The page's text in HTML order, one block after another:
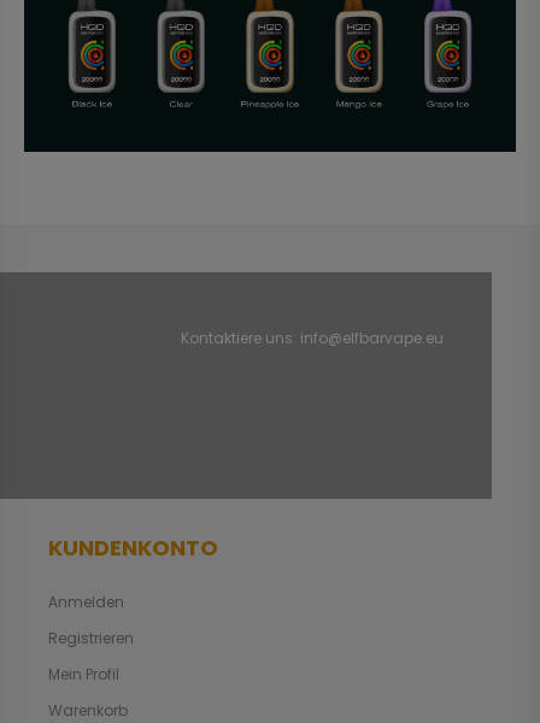
Kontaktiere uns: info@elfbarvape.eu
KUNDENKONTO
Anmelden
Registrieren
Mein Profil
Warenkorb